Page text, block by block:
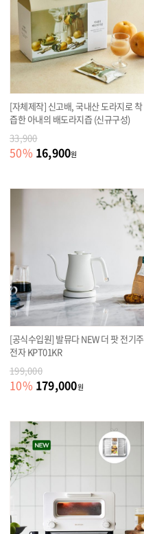
[자체제작] 신고배, 국내산 도라지로 착
즙한 아내의 배도라지즙 (신규구성)
33,900
50% 16,900원
[공식수입원] 발뮤다 NEW 더 팟 전기주
전자 KPT01KR
199,000
10% 179,000원